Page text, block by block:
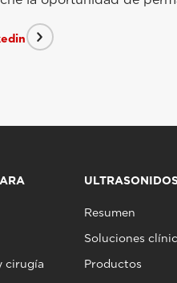
cirugía
Resumen
Soluciones
Productos